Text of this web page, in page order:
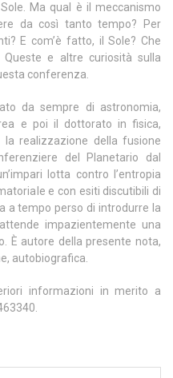
Ma qual è il meccanismo
da così tanto tempo? Per
E com’è fatto, il Sole? Che
e altre curiosità sulla
conferenza.
da sempre di astronomia,
e poi il dottorato in fisica,
la realizzazione della fusione
del Planetario dal
lotta contro l’entropia
e con esiti discutibili di
a tempo perso di introdurre la
impazientemente una
È autore della presente nota,
autobiografica.
informazioni in merito a